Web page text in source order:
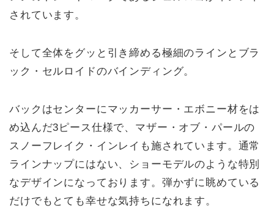
されています。
そして全体をグッと引き締める極細のラインとブラ
ック・セルロイドのバインディング。
バックはセンターにマッカーサー・エボニー材をは
め込んだ3ピース仕様で、マザー・オブ・パールの
スノーフレイク・インレイも施されています。通常
ラインナップにはない、ショーモデルのような特別
なデザインになっております。弾かずに眺めている
だけでもとても幸せな気持ちになれます。